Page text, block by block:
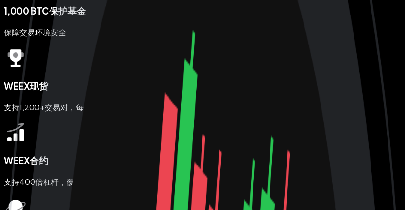
1,000 BTC保护基金
保障交易环境安全
WEEX现货
支持1,200+交易对，每月新增上币120余种
WEEX合约
支持400倍杠杆，覆盖1,000+交易对